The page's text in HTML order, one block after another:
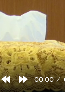
RewindForward
00:00